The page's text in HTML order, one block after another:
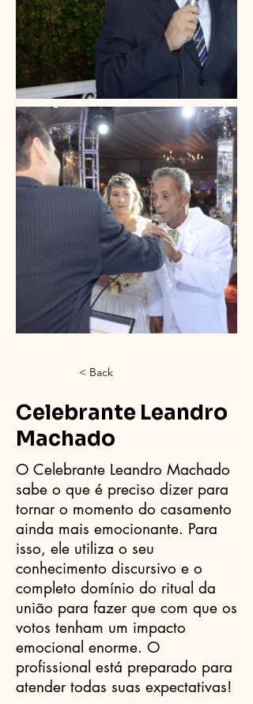
< Back
Celebrante Leandro
Machado
O Celebrante Leandro Machado
sabe o que é preciso dizer para
tornar o momento do casamento
ainda mais emocionante. Para
isso, ele utiliza o seu
conhecimento discursivo e o
completo domínio do ritual da
união para fazer que com que os
votos tenham um impacto
emocional enorme. O
profissional está preparado para
atender todas suas expectativas!